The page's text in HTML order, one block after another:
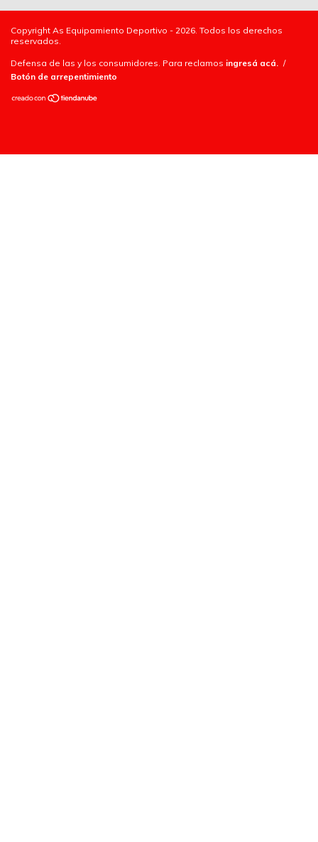
Copyright As Equipamiento Deportivo - 2026. Todos los derechos
reservados.
Defensa de las y los consumidores. Para reclamos ingresá acá. /
Botón de arrepentimiento